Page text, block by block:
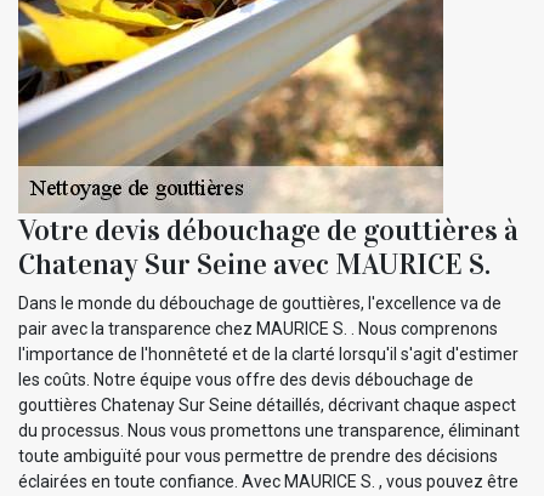
Votre devis débouchage de gouttières à
Chatenay Sur Seine avec MAURICE S.
Dans le monde du débouchage de gouttières, l'excellence va de
pair avec la transparence chez MAURICE S. . Nous comprenons
l'importance de l'honnêteté et de la clarté lorsqu'il s'agit d'estimer
les coûts. Notre équipe vous offre des devis débouchage de
gouttières Chatenay Sur Seine détaillés, décrivant chaque aspect
du processus. Nous vous promettons une transparence, éliminant
toute ambiguïté pour vous permettre de prendre des décisions
éclairées en toute confiance. Avec MAURICE S. , vous pouvez être